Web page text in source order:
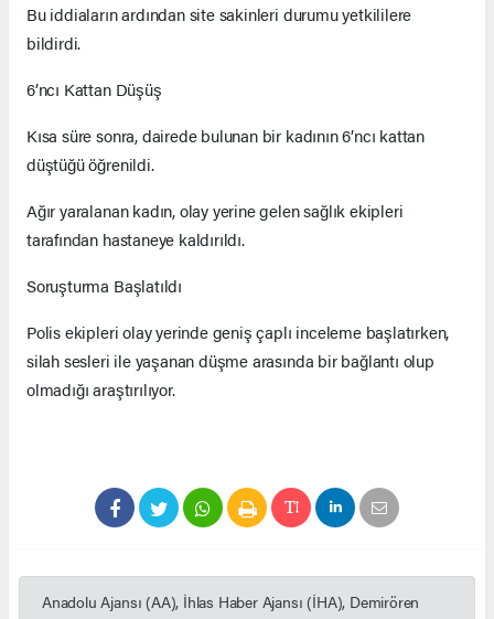
Bu iddiaların ardından site sakinleri durumu yetkililere
bildirdi.
6’ncı Kattan Düşüş
Kısa süre sonra, dairede bulunan bir kadının 6’ncı kattan
düştüğü öğrenildi.
Ağır yaralanan kadın, olay yerine gelen sağlık ekipleri
tarafından hastaneye kaldırıldı.
Soruşturma Başlatıldı
Polis ekipleri olay yerinde geniş çaplı inceleme başlatırken,
silah sesleri ile yaşanan düşme arasında bir bağlantı olup
olmadığı araştırılıyor.
Anadolu Ajansı (AA), İhlas Haber Ajansı (İHA), Demirören